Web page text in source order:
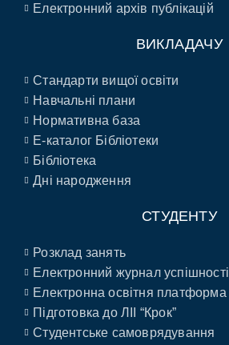
Електронний архів публікацій
ВИКЛАДАЧУ
Стандарти вищої освіти
Навчальні плани
Нормативна база
E-каталог Бібліотеки
Бібліотека
Дні народження
СТУДЕНТУ
Розклад занять
Електронний журнал успішності
Електронна освітня платформа
Підготовка до ЛІІ “Крок”
Студентське самоврядування